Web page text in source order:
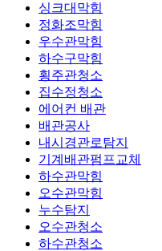
싱크대막힘
정화조막힘
우수관막힘
하수구막힘
횡주관청소
집수정청소
에어컨 배관
배관공사
내시경관로탐지
기계배관펌프교체
하수관막힘
오수관막힘
누수탐지
오수관청소
하수관청소